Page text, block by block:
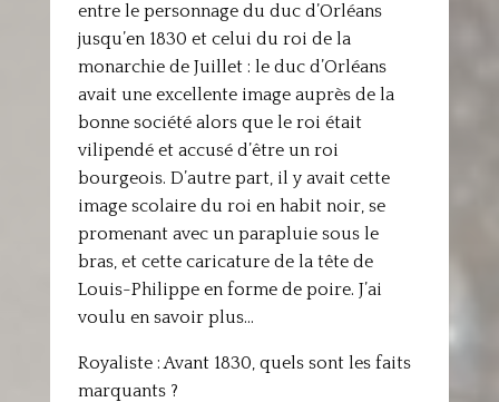
entre le personnage du duc d’Orléans
jusqu’en 1830 et celui du roi de la
monarchie de Juillet : le duc d’Orléans
avait une excellente image auprès de la
bonne société alors que le roi était
vilipendé et accusé d’être un roi
bourgeois. D’autre part, il y avait cette
image scolaire du roi en habit noir, se
promenant avec un parapluie sous le
bras, et cette caricature de la tête de
Louis-Philippe en forme de poire. J’ai
voulu en savoir plus…
Royaliste : Avant 1830, quels sont les faits
marquants ?